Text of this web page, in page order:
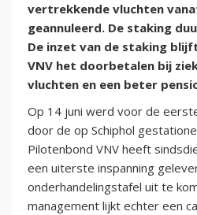
vertrekkende vluchten
geannuleerd. De staking
De inzet van de staking
VNV het doorbetalen bij
vluchten en een beter
Op 14 juni werd voor de
door de op Schiphol
Pilotenbond VNV heeft
een uiterste inspanning
onderhandelingstafel uit te
management lijkt echter een